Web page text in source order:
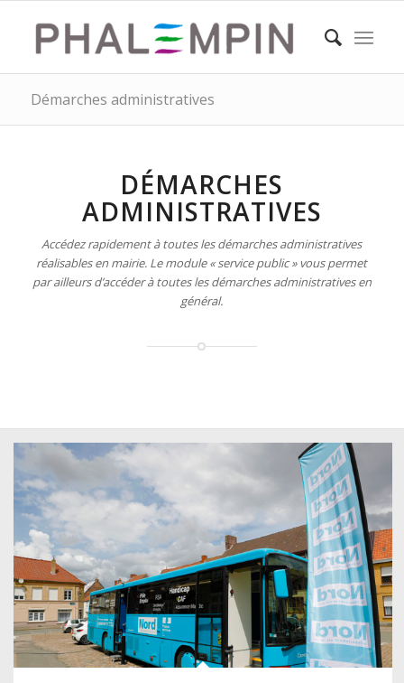
Démarches administratives
DÉMARCHES
ADMINISTRATIVES
Accédez rapidement à toutes les démarches administratives
réalisables en mairie. Le module « service public » vous permet
par ailleurs d’accéder à toutes les démarches administratives en
général.